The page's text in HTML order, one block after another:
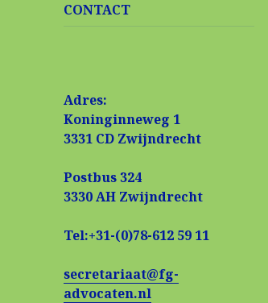
CONTACT
Adres:
Koninginneweg 1
3331 CD Zwijndrecht
Postbus 324
3330 AH Zwijndrecht
Tel:+31-(0)78-612 59 11
secretariaat@fg-
advocaten.nl